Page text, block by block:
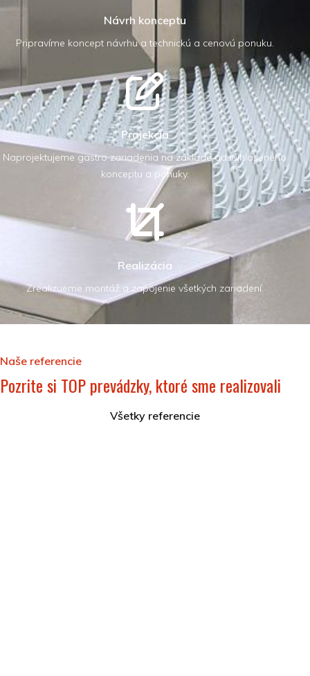
Návrh konceptu
Pripravíme koncept návrhu a technickú a cenovú ponuku.
Projekcia
Naprojektujeme gastro zariadenia na základe odsújhlaseného
konceptu a ponuky.
Realizácia
Zrealizueme montáž a zapojenie všetkých zariadení.
Naše referencie
Pozrite si TOP prevádzky, ktoré sme realizovali
Všetky referencie